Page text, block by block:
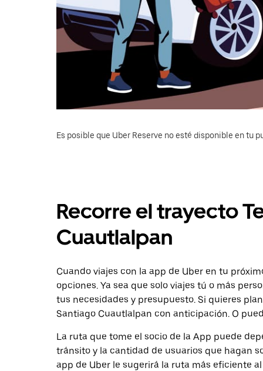
Es posible que Uber Reserve no esté disponible en tu
Recorre el trayecto
Cuautlalpan
Cuando viajes con la app de Uber en tu
opciones. Ya sea que solo viajes tú o más
tus necesidades y presupuesto. Si quieres
Santiago Cuautlalpan con anticipación. O
La ruta que tome el socio de la App puede
tránsito y la cantidad de usuarios que hagan
app de Uber le sugerirá la ruta más eficiente